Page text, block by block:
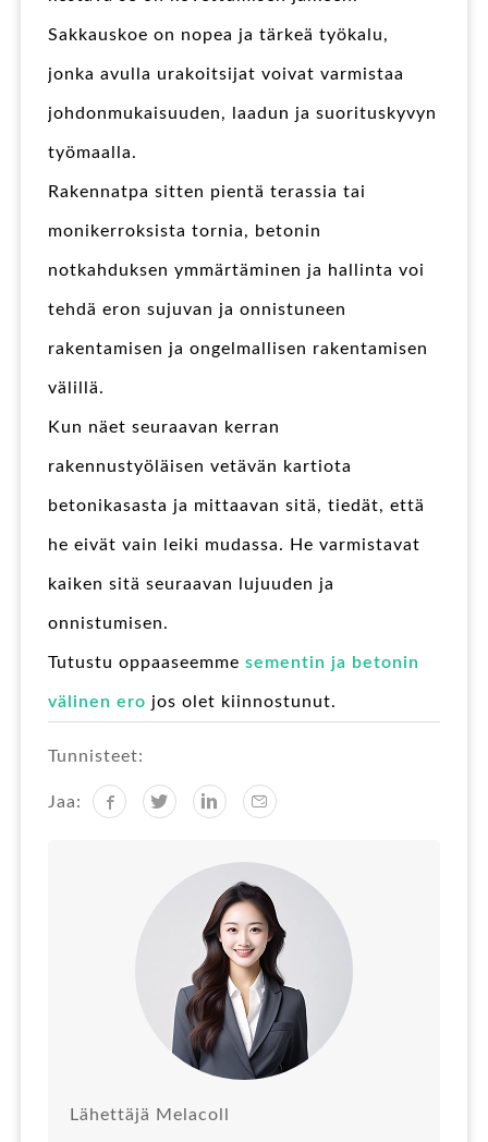
Sakkauskoe on nopea ja tärkeä työkalu,
jonka avulla urakoitsijat voivat varmistaa
johdonmukaisuuden, laadun ja suorituskyvyn
työmaalla.
Rakennatpa sitten pientä terassia tai
monikerroksista tornia, betonin
notkahduksen ymmärtäminen ja hallinta voi
tehdä eron sujuvan ja onnistuneen
rakentamisen ja ongelmallisen rakentamisen
välillä.
Kun näet seuraavan kerran
rakennustyöläisen vetävän kartiota
betonikasasta ja mittaavan sitä, tiedät, että
he eivät vain leiki mudassa. He varmistavat
kaiken sitä seuraavan lujuuden ja
onnistumisen.
Tutustu oppaaseemme sementin ja betonin
välinen ero jos olet kiinnostunut.
Tunnisteet:
Jaa:
Lähettäjä Melacoll